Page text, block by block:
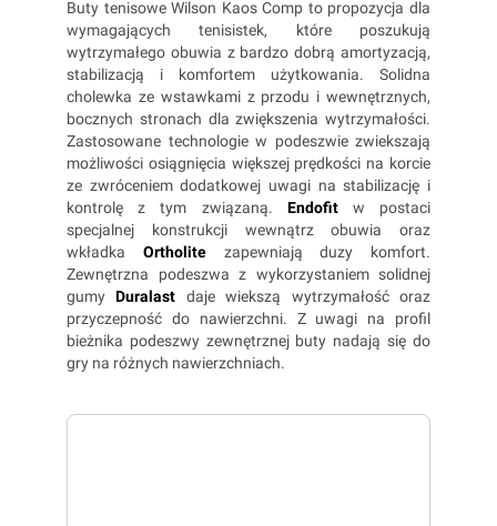
Buty tenisowe Wilson Kaos Comp to propozycja dla
wymagających tenisistek, które poszukują
wytrzymałego obuwia z bardzo dobrą amortyzacją,
stabilizacją i komfortem użytkowania. Solidna
cholewka ze wstawkami z przodu i wewnętrznych,
bocznych stronach dla zwiększenia wytrzymałości.
Zastosowane technologie w podeszwie zwiekszają
możliwości osiągnięcia większej prędkości na korcie
ze zwróceniem dodatkowej uwagi na stabilizację i
kontrolę z tym związaną. Endofitw postaci
specjalnej konstrukcji wewnątrz obuwia oraz
wkładka Ortholite zapewniają duzy komfort.
Zewnętrzna podeszwa z wykorzystaniem solidnej
gumyDuralast daje wiekszą wytrzymałość oraz
przyczepność do nawierzchni. Z uwagi na profil
bieżnika podeszwy zewnętrznej buty nadają się do
gry na różnych nawierzchniach.